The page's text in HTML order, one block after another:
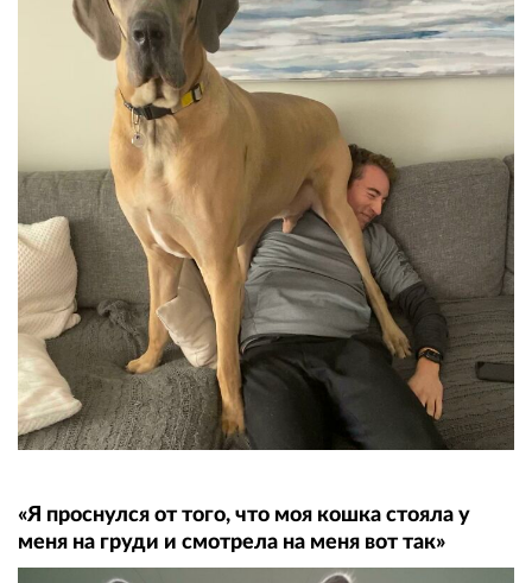
«Я проснулся от того, что моя кошка стояла у
меня на груди и смотрела на меня вот так»